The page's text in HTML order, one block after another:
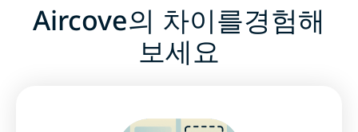
Aircove의 차이를경험해
보세요